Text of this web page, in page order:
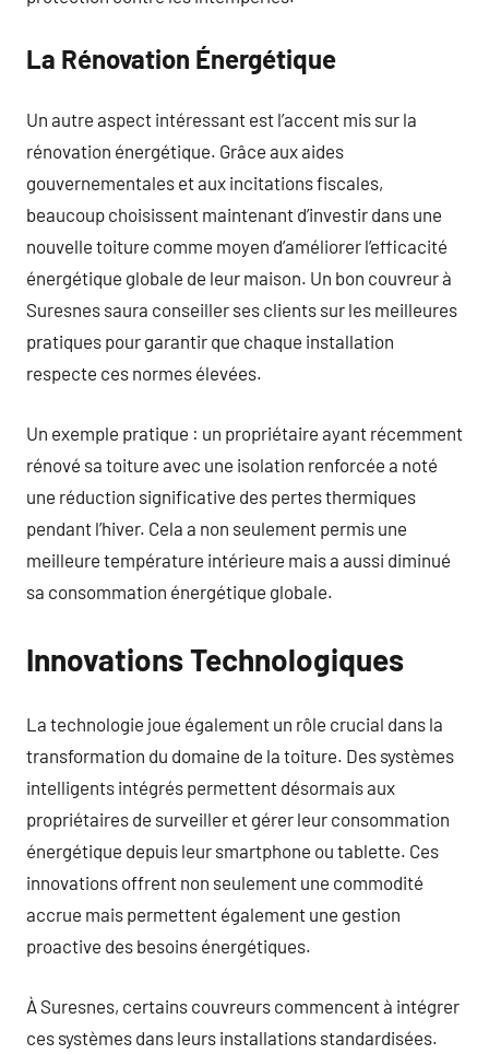
La Rénovation Énergétique
Un autre aspect intéressant est l’accent mis sur la
rénovation énergétique. Grâce aux aides
gouvernementales et aux incitations fiscales,
beaucoup choisissent maintenant d’investir dans une
nouvelle toiture comme moyen d’améliorer l’efficacité
énergétique globale de leur maison. Un bon couvreur à
Suresnes saura conseiller ses clients sur les meilleures
pratiques pour garantir que chaque installation
respecte ces normes élevées.
Un exemple pratique : un propriétaire ayant récemment
rénové sa toiture avec une isolation renforcée a noté
une réduction significative des pertes thermiques
pendant l’hiver. Cela a non seulement permis une
meilleure température intérieure mais a aussi diminué
sa consommation énergétique globale.
Innovations Technologiques
La technologie joue également un rôle crucial dans la
transformation du domaine de la toiture. Des systèmes
intelligents intégrés permettent désormais aux
propriétaires de surveiller et gérer leur consommation
énergétique depuis leur smartphone ou tablette. Ces
innovations offrent non seulement une commodité
accrue mais permettent également une gestion
proactive des besoins énergétiques.
À Suresnes, certains couvreurs commencent à intégrer
ces systèmes dans leurs installations standardisées.